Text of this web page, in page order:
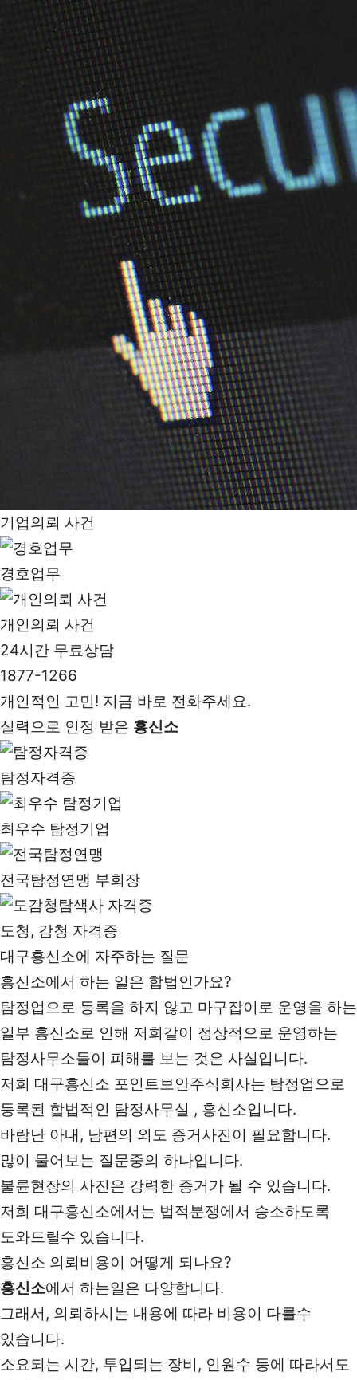
기업의뢰 사건
경호업무
개인의뢰 사건
24시간 무료상담
1877-1266
개인적인 고민! 지금 바로 전화주세요.
실력으로 인정 받은 흥신소
탐정자격증
최우수 탐정기업
전국탐정연맹 부회장
도청, 감청 자격증
대구흥신소에 자주하는 질문
흥신소에서 하는 일은 합법인가요?
탐정업으로 등록을 하지 않고 마구잡이로 운영을 하는
일부 흥신소로 인해 저희같이 정상적으로 운영하는
탐정사무소들이 피해를 보는 것은 사실입니다.
저희 대구흥신소 포인트보안주식회사는 탐정업으로
등록된 합법적인 탐정사무실 , 흥신소입니다.
바람난 아내, 남편의 외도 증거사진이 필요합니다.
많이 물어보는 질문중의 하나입니다.
불륜현장의 사진은 강력한 증거가 될 수 있습니다.
저희 대구흥신소에서는 법적분쟁에서 승소하도록
도와드릴수 있습니다.
흥신소 의뢰비용이 어떻게 되나요?
흥신소에서 하는일은 다양합니다.
그래서, 의뢰하시는 내용에 따라 비용이 다를수
있습니다.
소요되는 시간, 투입되는 장비, 인원수 등에 따라서도